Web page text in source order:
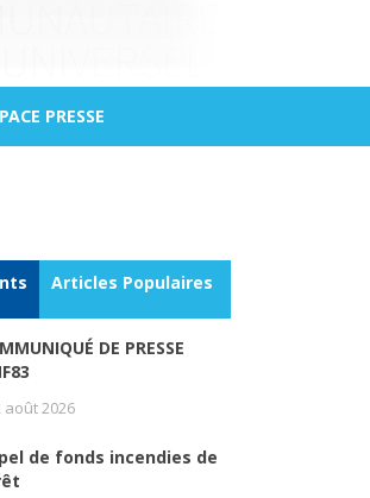
PRESSE
Articles Populaires
DE PRESSE
août 2026
de fonds incendies de